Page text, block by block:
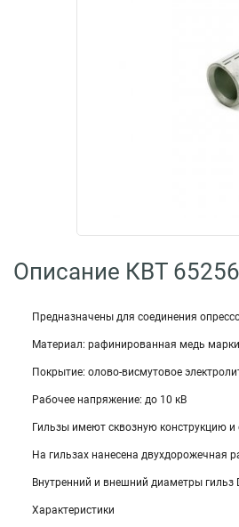
Описание КВТ 65256
Предназна­че­ны для со­еди­не­ния
Материал: рафинированная медь
Покрытие: олово-висмутовое
Рабочее напряжение: до 10 кВ
Гильзы имеют сквозную конструкцию и
На гильзах нанесена двухдорожечная
Внутренний и внешний диаметры гильз
Характеристики